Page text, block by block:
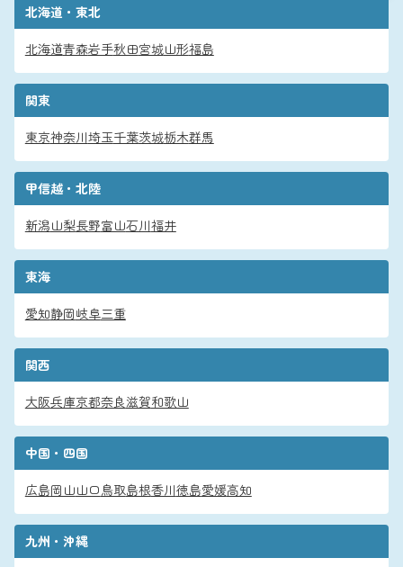
北海道・東北
北海道青森岩手秋田宮城山形福島
関東
東京神奈川埼玉千葉茨城栃木群馬
甲信越・北陸
新潟山梨長野富山石川福井
東海
愛知静岡岐阜三重
関西
大阪兵庫京都奈良滋賀和歌山
中国・四国
広島岡山山口鳥取島根香川徳島愛媛高知
九州・沖縄